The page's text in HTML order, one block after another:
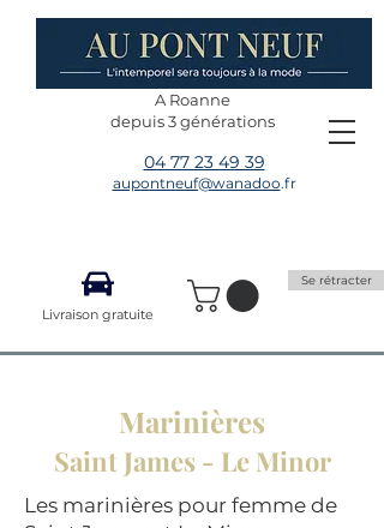
04 77 23 49 39
aupontneuf@wanadoo.fr
A Roanne
depuis 3 générations
Livraison gratuite
Se rétracter
Marinières
Saint James - Le Minor
Les marinières pour femme de